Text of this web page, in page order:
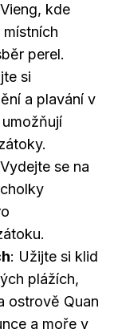
kde
perel.
si
a plavání v
se na
: Užijte si klid
plážích,
ostrově Quan
a moře v